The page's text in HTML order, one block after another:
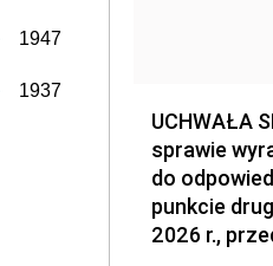
1947
1937
UCHWAŁA
sprawie
do
punkcie
2026 r.,